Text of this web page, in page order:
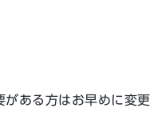
ある方はお早めに変